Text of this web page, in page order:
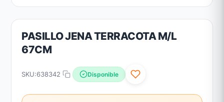
PASILLO JENA TERRACOTA M/L
67CM
SKU:638342 Disponible